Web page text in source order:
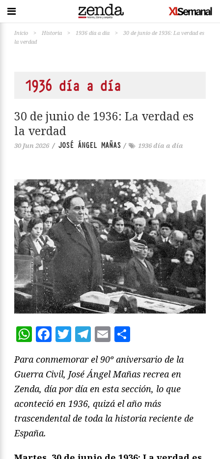
Inicio > Historia > 1936 día a día >
30 de junio de 1936: La verdad es
la verdad
1936 día a día
30 de junio de 1936: La verdad es
la verdad
30 Jun 2026 / JOSÉ ÁNGEL MAÑAS / 1936 día a día
WhatsApp
Facebook
Twitter
Telegram
Email
Para conmemorar el 90º aniversario de la
Guerra Civil, José Ángel Mañas recrea en
Zenda, día por día en esta sección, lo que
aconteció en 1936, quizá el año más
trascendental de toda la historia reciente de
España.